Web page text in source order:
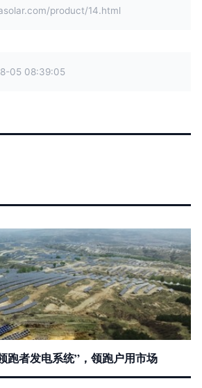
product/14.html
05 08:39:05
跑者发电系统”，领跑户用市场